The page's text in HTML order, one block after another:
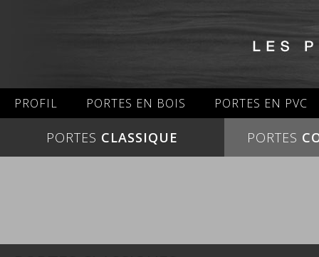
PROFIL PORTES EN BOIS PORTES EN PVC
PORTES CLASSIQUE PORTES